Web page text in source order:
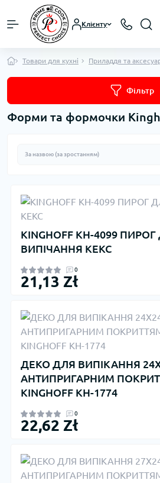
Клієнту
Товари для кухні Приладдя та
Фільтр
Форми та формочки
KINGHOFF KH-4099
ВИПІЧАННЯ КЕКС
0
21,13 Zł
ДЕКО ДЛЯ ВИПІКАННЯ
АНТИПРИГАРНИМ
KINGHOFF KH-1774
0
22,62 Zł